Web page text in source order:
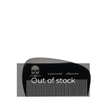
Out of stock